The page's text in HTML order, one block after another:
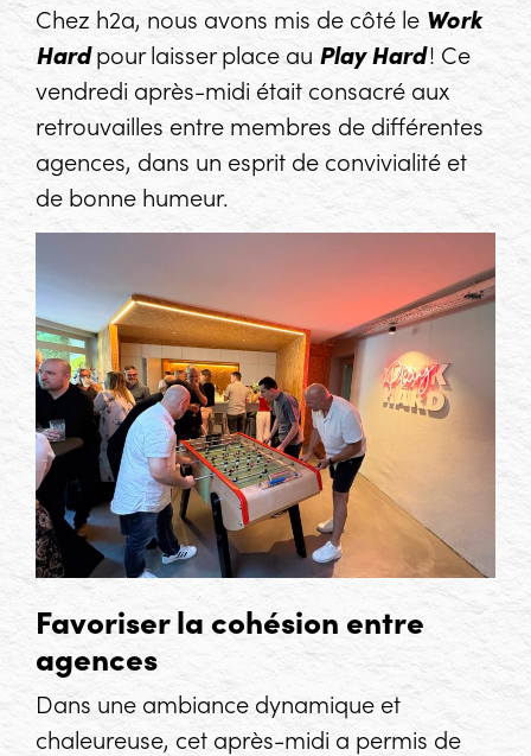
Chez h2a, nous avons mis de côté le Work
Hard pour laisser place au Play Hard! Ce
vendredi après-midi était consacré aux
retrouvailles entre membres de différentes
agences, dans un esprit de convivialité et
de bonne humeur.
Favoriser la cohésion entre
agences
Dans une ambiance dynamique et
chaleureuse, cet après-midi a permis de